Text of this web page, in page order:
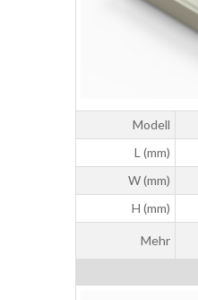
Modell
L (mm)
W (mm)
H (mm)
Mehr